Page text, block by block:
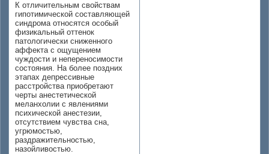
К отличительным свойствам
гипотимической составляющей
синдрома относятся особый
физикальный оттенок
патологически сниженного
аффекта с ощущением
чуждости и непереносимости
состояния. На более поздних
этапах депрессивные
расстройства приобретают
черты анестетической
меланхолии с явлениями
психической анестезии,
отсутствием чувства сна,
угрюмостью,
раздражительностью,
назойливостью.